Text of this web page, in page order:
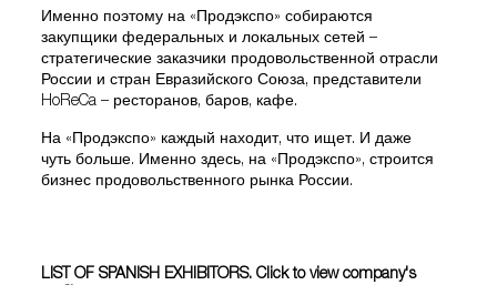
Именно поэтому на «Продэкспо» собираются
закупщики федеральных и локальных сетей –
стратегические заказчики продовольственной отрасли
России и стран Евразийского Союза, представители
HoReCa – ресторанов, баров, кафе.
На «Продэкспо» каждый находит, что ищет. И даже
чуть больше. Именно здесь, на «Продэкспо», строится
бизнес продовольственного рынка России.
LIST OF SPANISH EXHIBITORS. Click to view company's